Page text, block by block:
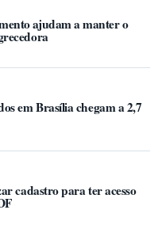
ajudam a manter o
em Brasília chegam a 2,7
cadastro para ter acesso